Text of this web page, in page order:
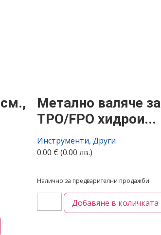
Метално валяче за
TPO/FPO хидрои...
Инструменти, Други
0.00 € (0.00 лв.)
Налично за предварителни продажби
Добавяне в количката